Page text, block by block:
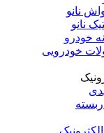
نانو
نانو
خودرو
خودرویی